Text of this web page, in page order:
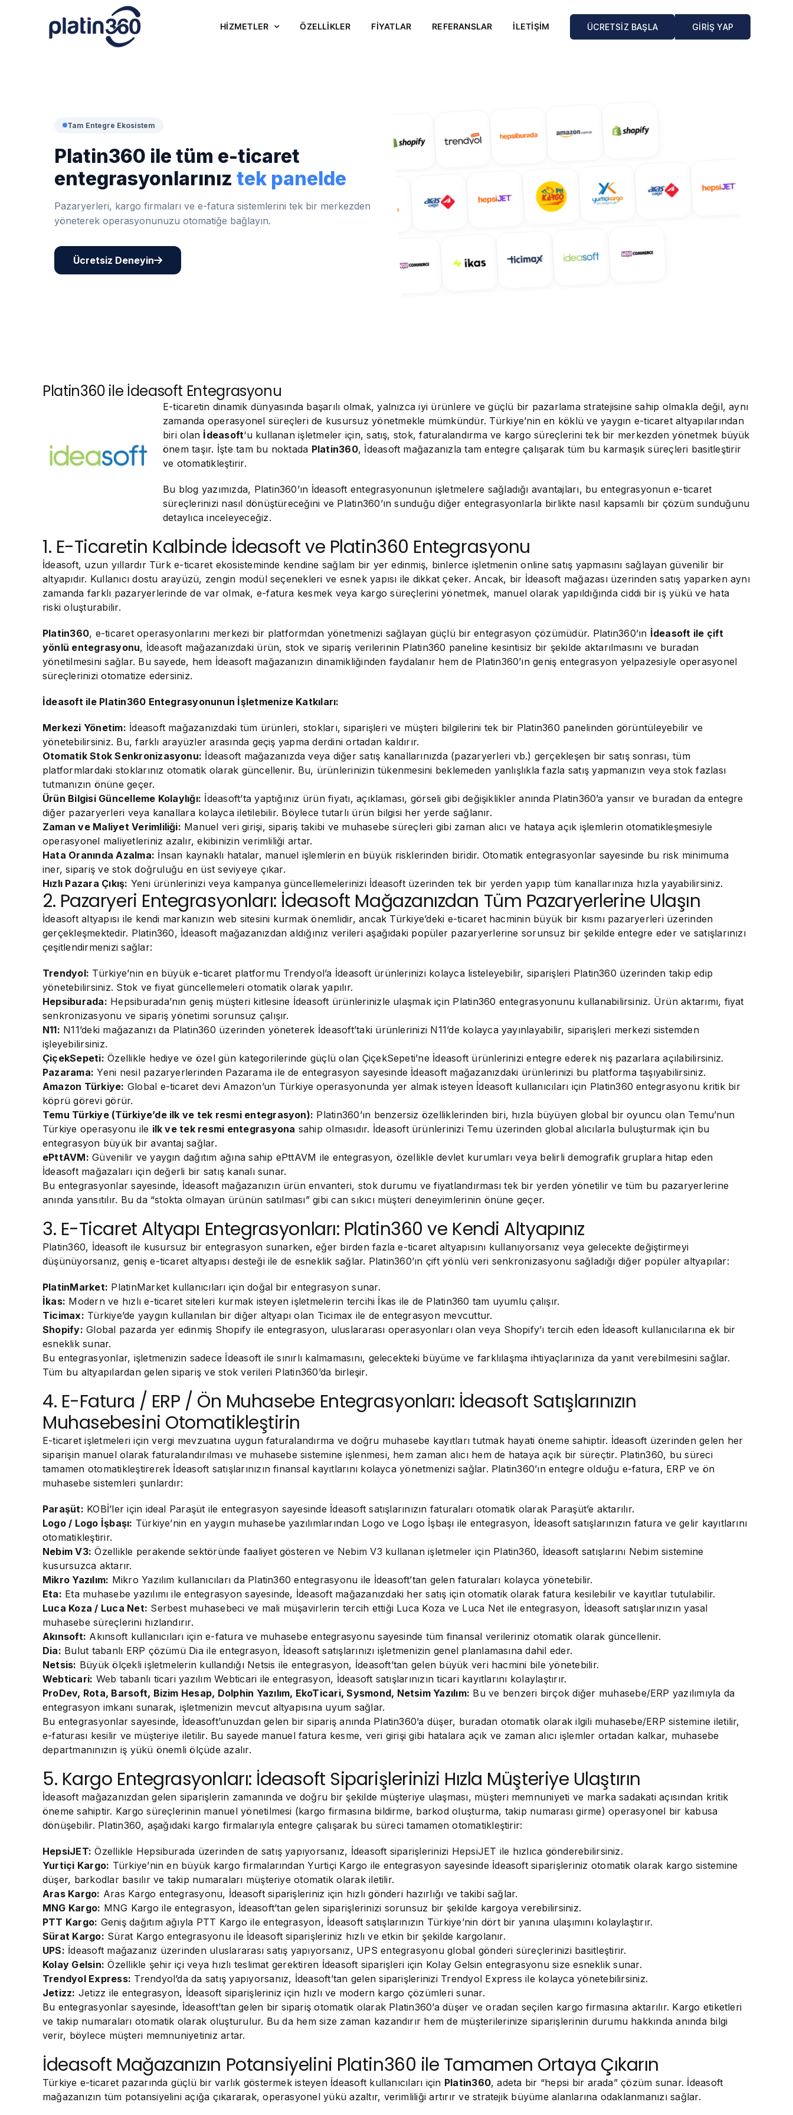
HİZMETLER ÖZELLİKLER FİYATLAR REFERANSLAR İLETİŞİM ÜCRETSİZ BAŞLA GİRİŞ YAP
Tam Entegre Ekosistem
Platin360 ile tüm e-ticaret
entegrasyonlarınız tek panelde
Pazaryerleri, kargo firmaları ve e-fatura sistemlerini tek bir merkezden
yöneterek operasyonunuzu otomatiğe bağlayın.
Ücretsiz Deneyin
Platin360 ile İdeasoft Entegrasyonu
E-ticaretin dinamik dünyasında başarılı olmak, yalnızca iyi ürünlere ve güçlü bir pazarlama stratejisine sahip olmakla değil, aynı
zamanda operasyonel süreçleri de kusursuz yönetmekle mümkündür. Türkiye’nin en köklü ve yaygın e-ticaret altyapılarından
biri olan İdeasoft‘u kullanan işletmeler için, satış, stok, faturalandırma ve kargo süreçlerini tek bir merkezden yönetmek büyük
önem taşır. İşte tam bu noktada Platin360, İdeasoft mağazanızla tam entegre çalışarak tüm bu karmaşık süreçleri basitleştirir
ve otomatikleştirir.
Bu blog yazımızda, Platin360’ın İdeasoft entegrasyonunun işletmelere sağladığı avantajları, bu entegrasyonun e-ticaret
süreçlerinizi nasıl dönüştüreceğini ve Platin360’ın sunduğu diğer entegrasyonlarla birlikte nasıl kapsamlı bir çözüm sunduğunu
detaylıca inceleyeceğiz.
1. E-Ticaretin Kalbinde İdeasoft ve Platin360 Entegrasyonu
İdeasoft, uzun yıllardır Türk e-ticaret ekosisteminde kendine sağlam bir yer edinmiş, binlerce işletmenin online satış yapmasını sağlayan güvenilir bir
altyapıdır. Kullanıcı dostu arayüzü, zengin modül seçenekleri ve esnek yapısı ile dikkat çeker. Ancak, bir İdeasoft mağazası üzerinden satış yaparken aynı
zamanda farklı pazaryerlerinde de var olmak, e-fatura kesmek veya kargo süreçlerini yönetmek, manuel olarak yapıldığında ciddi bir iş yükü ve hata
riski oluşturabilir.
Platin360, e-ticaret operasyonlarını merkezi bir platformdan yönetmenizi sağlayan güçlü bir entegrasyon çözümüdür. Platin360’ın İdeasoft ile çift
yönlü entegrasyonu, İdeasoft mağazanızdaki ürün, stok ve sipariş verilerinin Platin360 paneline kesintisiz bir şekilde aktarılmasını ve buradan
yönetilmesini sağlar. Bu sayede, hem İdeasoft mağazanızın dinamikliğinden faydalanır hem de Platin360’ın geniş entegrasyon yelpazesiyle operasyonel
süreçlerinizi otomatize edersiniz.
İdeasoft ile Platin360 Entegrasyonunun İşletmenize Katkıları:
Merkezi Yönetim: İdeasoft mağazanızdaki tüm ürünleri, stokları, siparişleri ve müşteri bilgilerini tek bir Platin360 panelinden görüntüleyebilir ve
yönetebilirsiniz. Bu, farklı arayüzler arasında geçiş yapma derdini ortadan kaldırır.
Otomatik Stok Senkronizasyonu: İdeasoft mağazanızda veya diğer satış kanallarınızda (pazaryerleri vb.) gerçekleşen bir satış sonrası, tüm
platformlardaki stoklarınız otomatik olarak güncellenir. Bu, ürünlerinizin tükenmesini beklemeden yanlışlıkla fazla satış yapmanızın veya stok fazlası
tutmanızın önüne geçer.
Ürün Bilgisi Güncelleme Kolaylığı: İdeasoft’ta yaptığınız ürün fiyatı, açıklaması, görseli gibi değişiklikler anında Platin360’a yansır ve buradan da entegre
diğer pazaryerleri veya kanallara kolayca iletilebilir. Böylece tutarlı ürün bilgisi her yerde sağlanır.
Zaman ve Maliyet Verimliliği: Manuel veri girişi, sipariş takibi ve muhasebe süreçleri gibi zaman alıcı ve hataya açık işlemlerin otomatikleşmesiyle
operasyonel maliyetleriniz azalır, ekibinizin verimliliği artar.
Hata Oranında Azalma: İnsan kaynaklı hatalar, manuel işlemlerin en büyük risklerinden biridir. Otomatik entegrasyonlar sayesinde bu risk minimuma
iner, sipariş ve stok doğruluğu en üst seviyeye çıkar.
Hızlı Pazara Çıkış: Yeni ürünlerinizi veya kampanya güncellemelerinizi İdeasoft üzerinden tek bir yerden yapıp tüm kanallarınıza hızla yayabilirsiniz.
2. Pazaryeri Entegrasyonları: İdeasoft Mağazanızdan Tüm Pazaryerlerine Ulaşın
İdeasoft altyapısı ile kendi markanızın web sitesini kurmak önemlidir, ancak Türkiye’deki e-ticaret hacminin büyük bir kısmı pazaryerleri üzerinden
gerçekleşmektedir. Platin360, İdeasoft mağazanızdan aldığınız verileri aşağıdaki popüler pazaryerlerine sorunsuz bir şekilde entegre eder ve satışlarınızı
çeşitlendirmenizi sağlar:
Trendyol: Türkiye’nin en büyük e-ticaret platformu Trendyol’a İdeasoft ürünlerinizi kolayca listeleyebilir, siparişleri Platin360 üzerinden takip edip
yönetebilirsiniz. Stok ve fiyat güncellemeleri otomatik olarak yapılır.
Hepsiburada: Hepsiburada’nın geniş müşteri kitlesine İdeasoft ürünlerinizle ulaşmak için Platin360 entegrasyonunu kullanabilirsiniz. Ürün aktarımı, fiyat
senkronizasyonu ve sipariş yönetimi sorunsuz çalışır.
N11: N11’deki mağazanızı da Platin360 üzerinden yöneterek İdeasoft’taki ürünlerinizi N11’de kolayca yayınlayabilir, siparişleri merkezi sistemden
işleyebilirsiniz.
ÇiçekSepeti: Özellikle hediye ve özel gün kategorilerinde güçlü olan ÇiçekSepeti’ne İdeasoft ürünlerinizi entegre ederek niş pazarlara açılabilirsiniz.
Pazarama: Yeni nesil pazaryerlerinden Pazarama ile de entegrasyon sayesinde İdeasoft mağazanızdaki ürünlerinizi bu platforma taşıyabilirsiniz.
Amazon Türkiye: Global e-ticaret devi Amazon’un Türkiye operasyonunda yer almak isteyen İdeasoft kullanıcıları için Platin360 entegrasyonu kritik bir
köprü görevi görür.
Temu Türkiye (Türkiye’de ilk ve tek resmi entegrasyon): Platin360’ın benzersiz özelliklerinden biri, hızla büyüyen global bir oyuncu olan Temu’nun
Türkiye operasyonu ile ilk ve tek resmi entegrasyona sahip olmasıdır. İdeasoft ürünlerinizi Temu üzerinden global alıcılarla buluşturmak için bu
entegrasyon büyük bir avantaj sağlar.
ePttAVM: Güvenilir ve yaygın dağıtım ağına sahip ePttAVM ile entegrasyon, özellikle devlet kurumları veya belirli demografik gruplara hitap eden
İdeasoft mağazaları için değerli bir satış kanalı sunar.
Bu entegrasyonlar sayesinde, İdeasoft mağazanızın ürün envanteri, stok durumu ve fiyatlandırması tek bir yerden yönetilir ve tüm bu pazaryerlerine
anında yansıtılır. Bu da “stokta olmayan ürünün satılması” gibi can sıkıcı müşteri deneyimlerinin önüne geçer.
3. E-Ticaret Altyapı Entegrasyonları: Platin360 ve Kendi Altyapınız
Platin360, İdeasoft ile kusursuz bir entegrasyon sunarken, eğer birden fazla e-ticaret altyapısını kullanıyorsanız veya gelecekte değiştirmeyi
düşünüyorsanız, geniş e-ticaret altyapısı desteği ile de esneklik sağlar. Platin360’ın çift yönlü veri senkronizasyonu sağladığı diğer popüler altyapılar:
PlatinMarket: PlatinMarket kullanıcıları için doğal bir entegrasyon sunar.
İkas: Modern ve hızlı e-ticaret siteleri kurmak isteyen işletmelerin tercihi İkas ile de Platin360 tam uyumlu çalışır.
Ticimax: Türkiye’de yaygın kullanılan bir diğer altyapı olan Ticimax ile de entegrasyon mevcuttur.
Shopify: Global pazarda yer edinmiş Shopify ile entegrasyon, uluslararası operasyonları olan veya Shopify’ı tercih eden İdeasoft kullanıcılarına ek bir
esneklik sunar.
Bu entegrasyonlar, işletmenizin sadece İdeasoft ile sınırlı kalmamasını, gelecekteki büyüme ve farklılaşma ihtiyaçlarınıza da yanıt verebilmesini sağlar.
Tüm bu altyapılardan gelen sipariş ve stok verileri Platin360’da birleşir.
4. E-Fatura / ERP / Ön Muhasebe Entegrasyonları: İdeasoft Satışlarınızın
Muhasebesini Otomatikleştirin
E-ticaret işletmeleri için vergi mevzuatına uygun faturalandırma ve doğru muhasebe kayıtları tutmak hayati öneme sahiptir. İdeasoft üzerinden gelen her
siparişin manuel olarak faturalandırılması ve muhasebe sistemine işlenmesi, hem zaman alıcı hem de hataya açık bir süreçtir. Platin360, bu süreci
tamamen otomatikleştirerek İdeasoft satışlarınızın finansal kayıtlarını kolayca yönetmenizi sağlar. Platin360’ın entegre olduğu e-fatura, ERP ve ön
muhasebe sistemleri şunlardır:
Paraşüt: KOBİ’ler için ideal Paraşüt ile entegrasyon sayesinde İdeasoft satışlarınızın faturaları otomatik olarak Paraşüt’e aktarılır.
Logo / Logo İşbaşı: Türkiye’nin en yaygın muhasebe yazılımlarından Logo ve Logo İşbaşı ile entegrasyon, İdeasoft satışlarınızın fatura ve gelir kayıtlarını
otomatikleştirir.
Nebim V3: Özellikle perakende sektöründe faaliyet gösteren ve Nebim V3 kullanan işletmeler için Platin360, İdeasoft satışlarını Nebim sistemine
kusursuzca aktarır.
Mikro Yazılım: Mikro Yazılım kullanıcıları da Platin360 entegrasyonu ile İdeasoft’tan gelen faturaları kolayca yönetebilir.
Eta: Eta muhasebe yazılımı ile entegrasyon sayesinde, İdeasoft mağazanızdaki her satış için otomatik olarak fatura kesilebilir ve kayıtlar tutulabilir.
Luca Koza / Luca Net: Serbest muhasebeci ve mali müşavirlerin tercih ettiği Luca Koza ve Luca Net ile entegrasyon, İdeasoft satışlarınızın yasal
muhasebe süreçlerini hızlandırır.
Akınsoft: Akınsoft kullanıcıları için e-fatura ve muhasebe entegrasyonu sayesinde tüm finansal verileriniz otomatik olarak güncellenir.
Dia: Bulut tabanlı ERP çözümü Dia ile entegrasyon, İdeasoft satışlarınızı işletmenizin genel planlamasına dahil eder.
Netsis: Büyük ölçekli işletmelerin kullandığı Netsis ile entegrasyon, İdeasoft’tan gelen büyük veri hacmini bile yönetebilir.
Webticari: Web tabanlı ticari yazılım Webticari ile entegrasyon, İdeasoft satışlarınızın ticari kayıtlarını kolaylaştırır.
ProDev, Rota, Barsoft, Bizim Hesap, Dolphin Yazılım, EkoTicari, Sysmond, Netsim Yazılım: Bu ve benzeri birçok diğer muhasebe/ERP yazılımıyla da
entegrasyon imkanı sunarak, işletmenizin mevcut altyapısına uyum sağlar.
Bu entegrasyonlar sayesinde, İdeasoft’unuzdan gelen bir sipariş anında Platin360’a düşer, buradan otomatik olarak ilgili muhasebe/ERP sistemine iletilir,
e-faturası kesilir ve müşteriye iletilir. Bu sayede manuel fatura kesme, veri girişi gibi hatalara açık ve zaman alıcı işlemler ortadan kalkar, muhasebe
departmanınızın iş yükü önemli ölçüde azalır.
5. Kargo Entegrasyonları: İdeasoft Siparişlerinizi Hızla Müşteriye Ulaştırın
İdeasoft mağazanızdan gelen siparişlerin zamanında ve doğru bir şekilde müşteriye ulaşması, müşteri memnuniyeti ve marka sadakati açısından kritik
öneme sahiptir. Kargo süreçlerinin manuel yönetilmesi (kargo firmasına bildirme, barkod oluşturma, takip numarası girme) operasyonel bir kabusa
dönüşebilir. Platin360, aşağıdaki kargo firmalarıyla entegre çalışarak bu süreci tamamen otomatikleştirir:
HepsiJET: Özellikle Hepsiburada üzerinden de satış yapıyorsanız, İdeasoft siparişlerinizi HepsiJET ile hızlıca gönderebilirsiniz.
Yurtiçi Kargo: Türkiye’nin en büyük kargo firmalarından Yurtiçi Kargo ile entegrasyon sayesinde İdeasoft siparişleriniz otomatik olarak kargo sistemine
düşer, barkodlar basılır ve takip numaraları müşteriye otomatik olarak iletilir.
Aras Kargo: Aras Kargo entegrasyonu, İdeasoft siparişleriniz için hızlı gönderi hazırlığı ve takibi sağlar.
MNG Kargo: MNG Kargo ile entegrasyon, İdeasoft’tan gelen siparişlerinizi sorunsuz bir şekilde kargoya verebilirsiniz.
PTT Kargo: Geniş dağıtım ağıyla PTT Kargo ile entegrasyon, İdeasoft satışlarınızın Türkiye’nin dört bir yanına ulaşımını kolaylaştırır.
Sürat Kargo: Sürat Kargo entegrasyonu ile İdeasoft siparişleriniz hızlı ve etkin bir şekilde kargolanır.
UPS: İdeasoft mağazanız üzerinden uluslararası satış yapıyorsanız, UPS entegrasyonu global gönderi süreçlerinizi basitleştirir.
Kolay Gelsin: Özellikle şehir içi veya hızlı teslimat gerektiren İdeasoft siparişleri için Kolay Gelsin entegrasyonu size esneklik sunar.
Trendyol Express: Trendyol’da da satış yapıyorsanız, İdeasoft’tan gelen siparişlerinizi Trendyol Express ile kolayca yönetebilirsiniz.
Jetizz: Jetizz ile entegrasyon, İdeasoft siparişleriniz için hızlı ve modern kargo çözümleri sunar.
Bu entegrasyonlar sayesinde, İdeasoft’tan gelen bir sipariş otomatik olarak Platin360’a düşer ve oradan seçilen kargo firmasına aktarılır. Kargo etiketleri
ve takip numaraları otomatik olarak oluşturulur. Bu da hem size zaman kazandırır hem de müşterilerinize siparişlerinin durumu hakkında anında bilgi
verir, böylece müşteri memnuniyetiniz artar.
İdeasoft Mağazanızın Potansiyelini Platin360 ile Tamamen Ortaya Çıkarın
Türkiye e-ticaret pazarında güçlü bir varlık göstermek isteyen İdeasoft kullanıcıları için Platin360, adeta bir “hepsi bir arada” çözüm sunar. İdeasoft
mağazanızın tüm potansiyelini açığa çıkararak, operasyonel yükü azaltır, verimliliği artırır ve stratejik büyüme alanlarına odaklanmanızı sağlar.